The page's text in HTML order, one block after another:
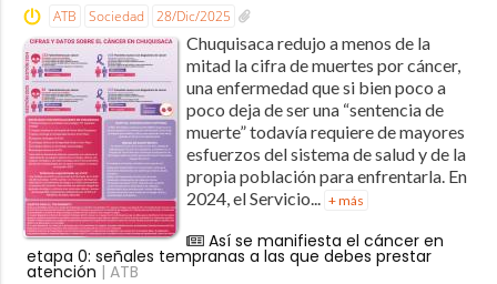
ATB Sociedad 28/Dic/2025
Chuquisaca redujo a menos de la
mitad la cifra de muertes por cáncer,
una enfermedad que si bien poco a
poco deja de ser una “sentencia de
muerte” todavía requiere de mayores
esfuerzos del sistema de salud y de la
propia población para enfrentarla. En
2024, el Servicio... + más
Así se manifiesta el cáncer en
etapa 0: señales tempranas a las que debes prestar
atención | ATB